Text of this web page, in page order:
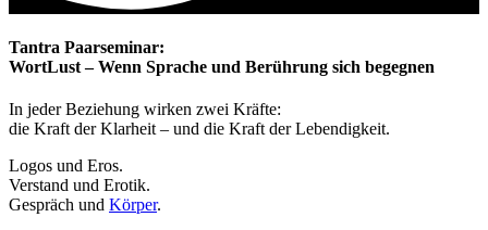
Tantra Paarseminar:
WortLust – Wenn Sprache und Berührung sich begegnen
In jeder Beziehung wirken zwei Kräfte:
die Kraft der Klarheit – und die Kraft der Lebendigkeit.
Logos und Eros.
Verstand und Erotik.
Gespräch und Körper.